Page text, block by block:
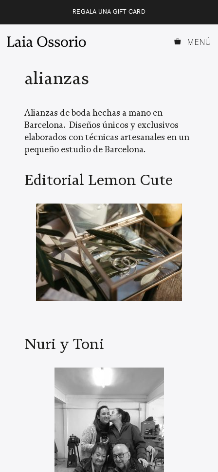
REGALA UNA GIFT CARD
MENÚ
alianzas
Alianzas de boda hechas a mano en
Barcelona. Diseños únicos y exclusivos
elaborados con técnicas artesanales en un
pequeño estudio de Barcelona.
Editorial Lemon Cute
Nuri y Toni